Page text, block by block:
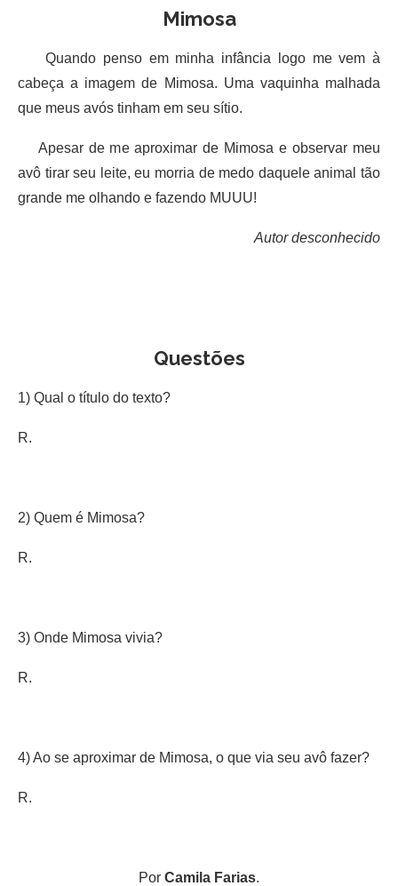
Mimosa
Quando penso em minha infância logo me vem à
cabeça a imagem de Mimosa. Uma vaquinha malhada
que meus avós tinham em seu sítio.
Apesar de me aproximar de Mimosa e observar meu
avô tirar seu leite, eu morria de medo daquele animal tão
grande me olhando e fazendo MUUU!
Autor desconhecido
Questões
1) Qual o título do texto?
R.
2) Quem é Mimosa?
R.
3) Onde Mimosa vivia?
R.
4) Ao se aproximar de Mimosa, o que via seu avô fazer?
R.
Por Camila Farias.